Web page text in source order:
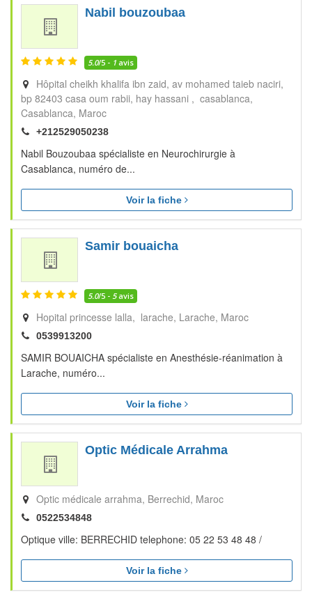
Nabil bouzoubaa
5.0/5 - 1 avis
Hôpital cheikh khalifa ibn zaid, av mohamed taieb naciri,
bp 82403 casa oum rabii, hay hassani , casablanca
Casablanca Maroc
+212529050238
Nabil Bouzoubaa spécialiste en Neurochirurgie à
Casablanca, numéro de...
Voir la fiche
Samir bouaicha
5.0/5 - 5avis
Hopital princesse lalla, larache Larache Maroc
0539913200
SAMIR BOUAICHA spécialiste en Anesthésie-réanimation à
Larache, numéro...
Voir la fiche
Optic Médicale Arrahma
Optic médicale arrahma Berrechid Maroc
0522534848
Optique ville: BERRECHID telephone: 05 22 53 48 48 /
Voir la fiche